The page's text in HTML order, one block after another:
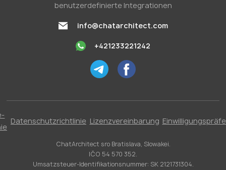
benutzerdefinierte Integrationen
info@chatarchitect.com
+421233221242
Datenschutzrichtlinie Lizenzvereinbarung
ChatArchitect sro Bratislava, Slowakei.
IČO 54 570 352.
Umsatzsteuer-Identifikationsnummer: SK 2121731304.